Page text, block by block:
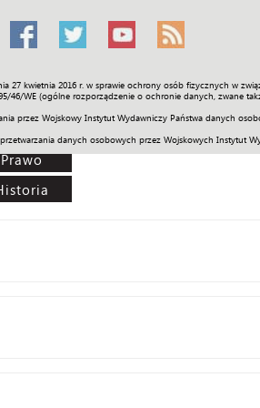
27 kwietnia 2016 r. w sprawie ochrony osób fizycznych w
46/WE (ogólne rozporządzenie o ochronie danych, zwane
przez Wojskowy Instytut Wydawniczy Państwa danych
danych osobowych przez Wojskowych Instytut
Sport Historia Galerie Wideo
Prawo